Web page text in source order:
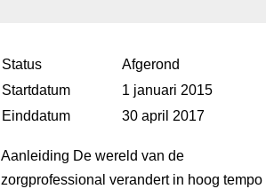
Status
Afgerond
Startdatum
1 januari 2015
Einddatum
30 april 2017
Aanleiding De wereld van de
zorgprofessional verandert in hoog tempo